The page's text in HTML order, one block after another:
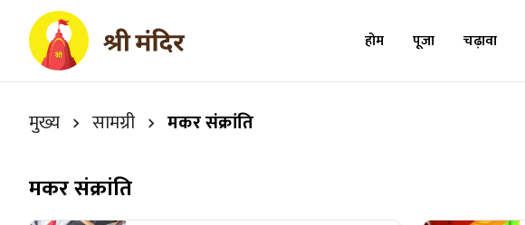
होम पूजा चढ़ावा
मुख्य सामग्री मकर संक्रांति
मकर संक्रांति